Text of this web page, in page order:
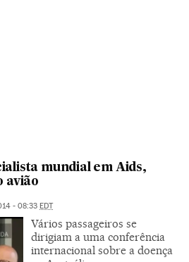
mundial em Aids,
avião
- 08:33 EDT
Vários passageiros se
dirigiam a uma conferência
internacional sobre a doença